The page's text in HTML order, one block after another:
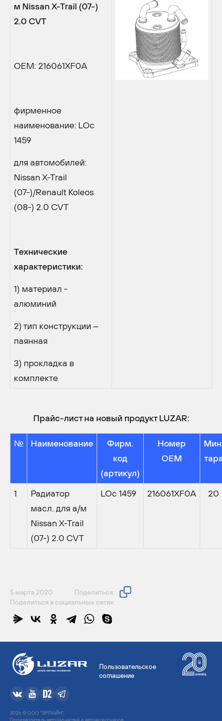
м Nissan X-Trail (07-)
2.0 CVT
OEM: 216061XF0A
фирменное
наименование: LOc
1459
для автомобилей:
Nissan X-Trail
(07-)/Renault Koleos
(08-) 2.0 CVT
Технические
характеристики:
1) материал -
алюминий
2) тип конструкции –
паянная
3) прокладка в
комплекте
Прайс-лист на новый продукт LUZAR:
№ Наименование
Фирм.
код
(артикул)
Номер
OEM
1
Радиатор
масл. для а/м
Nissan X-Trail
(07-) 2.0 CVT
LOc 1459 216061XF0A 20
5 марта 2020
Поделиться:
Поделиться в социальных сетях:
Пользовательское
соглашение
2026 © ООО "ЭРЛАЙН".
Производитель автозапчастей и автоаксессуаров.